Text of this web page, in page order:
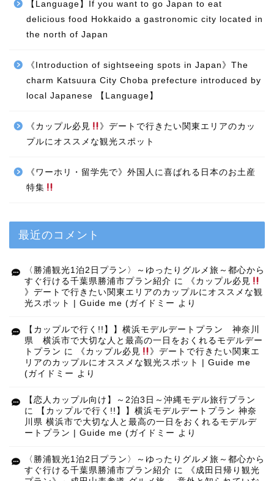
【Language】If you want to go Japan to eat
delicious food Hokkaido a gastronomic city located in
the north of Japan
《Introduction of sightseeing spots in Japan》The
charm Katsuura City Choba prefecture introduced by
local Japanese 【Language】
《カップル必見
》デートで行きたい関東エリアのカッ
プルにオススメな観光スポット
《ワーホリ・留学先で》外国人に喜ばれる日本のお土産
特集
最近のコメント
〈勝浦観光1泊2日プラン〉～ゆったりグルメ旅～都心から
すぐ行ける千葉県勝浦市プラン紹介 に
《カップル必見
》デートで行きたい関東エリアのカップルにオススメな観
光スポット | Guide me (ガイドミー より
【カップルで行く!!】】横浜モデルデートプラン 神奈川
県 横浜市で大切な人と最高の一日をおくれるモデルデー
トプラン に 《カップル必見
》デートで行きたい関東エ
リアのカップルにオススメな観光スポット | Guide me
(ガイドミー より
【恋人カップル向け】～2泊3日～沖縄モデル旅行プラン
に
【カップルで行く!!】】横浜モデルデートプラン 神奈
川県 横浜市で大切な人と最高の一日をおくれるモデルデ
ートプラン | Guide me (ガイドミー より
〈勝浦観光1泊2日プラン〉～ゆったりグルメ旅～都心から
すぐ行ける千葉県勝浦市プラン紹介 に
《成田日帰り観光